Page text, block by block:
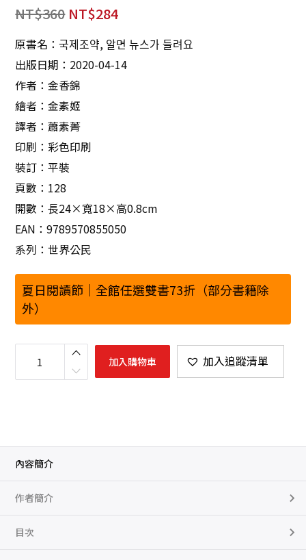
NT$360 NT$284
原書名：국제조약, 알면 뉴스가 들려요
出版日期：2020-04-14
作者：金香錦
繪者：金素姬
譯者：蕭素菁
印刷：彩色印刷
裝訂：平裝
頁數：128
開數：長24×寬18×高0.8cm
EAN：9789570855050
系列：世界公民
夏日閱讀節｜全館任選雙書73折（部分書籍除
外）
不
知
了
後
就
秒
懂
新
聞
加入購物車 加入追蹤清單
內容簡介
作者簡介
目次